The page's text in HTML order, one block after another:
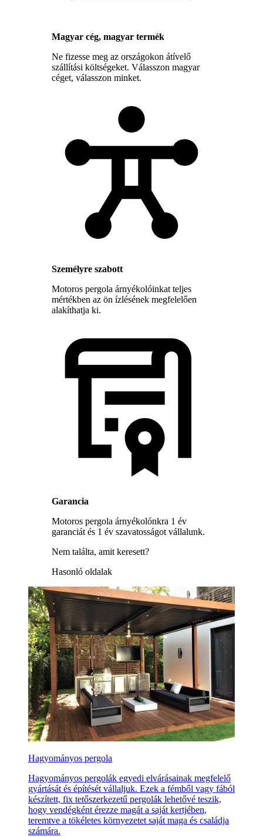
Magyar cég, magyar termék
Ne fizesse meg az országokon átívelő
szállítási költségeket. Válasszon magyar
céget, válasszon minket.
Személyre szabott
Motoros pergola árnyékolóinkat teljes
mértékben az ön ízlésének megfelelően
alakíthatja ki.
Garancia
Motoros pergola árnyékolónkra 1 év
garanciát és 1 év szavatosságot vállalunk.
Nem találta, amit keresett?
Hasonló oldalak
Hagyományos pergola
Hagyományos pergolák egyedi elvárásainak megfelelő
gyártását és építését vállaljuk. Ezek a fémből vagy fából
készített, fix tetőszerkezetű pergolák lehetővé teszik,
hogy vendégként érezze magát a saját kertjében,
teremtve a tökéletes környezetet saját maga és családja
számára.